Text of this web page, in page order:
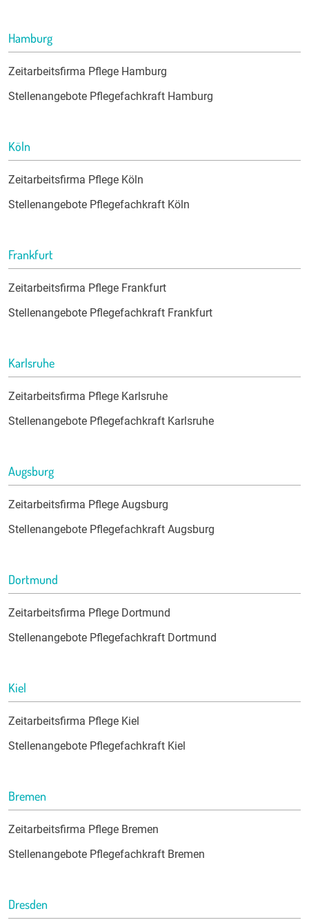
Hamburg
Zeitarbeitsfirma Pflege Hamburg
Stellenangebote Pflegefachkraft Hamburg
Köln
Zeitarbeitsfirma Pflege Köln
Stellenangebote Pflegefachkraft Köln
Frankfurt
Zeitarbeitsfirma Pflege Frankfurt
Stellenangebote Pflegefachkraft Frankfurt
Karlsruhe
Zeitarbeitsfirma Pflege Karlsruhe
Stellenangebote Pflegefachkraft Karlsruhe
Augsburg
Zeitarbeitsfirma Pflege Augsburg
Stellenangebote Pflegefachkraft Augsburg
Dortmund
Zeitarbeitsfirma Pflege Dortmund
Stellenangebote Pflegefachkraft Dortmund
Kiel
Zeitarbeitsfirma Pflege Kiel
Stellenangebote Pflegefachkraft Kiel
Bremen
Zeitarbeitsfirma Pflege Bremen
Stellenangebote Pflegefachkraft Bremen
Dresden